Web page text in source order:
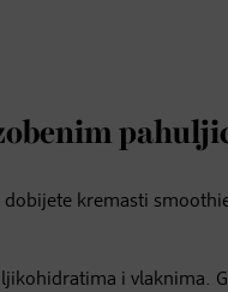
kremasti
i vlaknima.